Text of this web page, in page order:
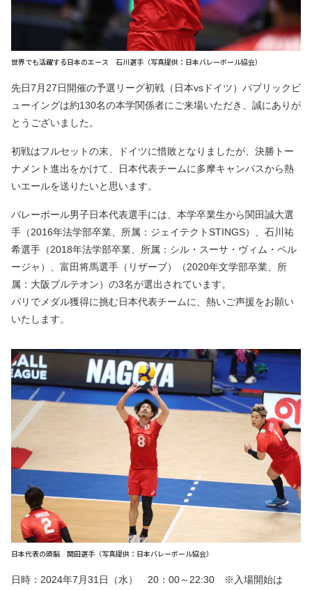
世界でも活躍する日本のエース 石川選手（写真提供：日本バレーボール協会）
先日7月27日開催の予選リーグ初戦（日本vsドイツ）パブリックビ
ューイングは約130名の本学関係者にご来場いただき、誠にありが
とうございました。
初戦はフルセットの末、ドイツに惜敗となりましたが、決勝トー
ナメント進出をかけて、日本代表チームに多摩キャンパスから熱
いエールを送りたいと思います。
バレーボール男子日本代表選手には、本学卒業生から関田誠大選
手（2016年法学部卒業、所属：ジェイテクトSTINGS）、石川祐
希選手（2018年法学部卒業、所属：シル・スーサ・ヴィム・ペル
ージャ）、富田将馬選手（リザーブ）（2020年文学部卒業、所
属：大阪ブルテオン）の3名が選出されています。
パリでメダル獲得に挑む日本代表チームに、熱いご声援をお願い
いたします。
日本代表の頭脳 関田選手（写真提供：日本バレーボール協会）
日時：2024年7月31日（水） 20：00～22:30 ※入場開始は